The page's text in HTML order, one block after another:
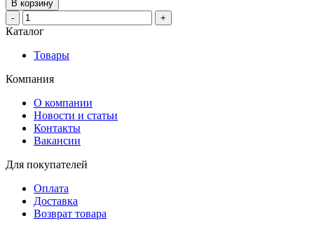
В корзину
-
+
Каталог
Товары
Компания
О компании
Новости и статьи
Контакты
Вакансии
Для покупателей
Оплата
Доставка
Возврат товара